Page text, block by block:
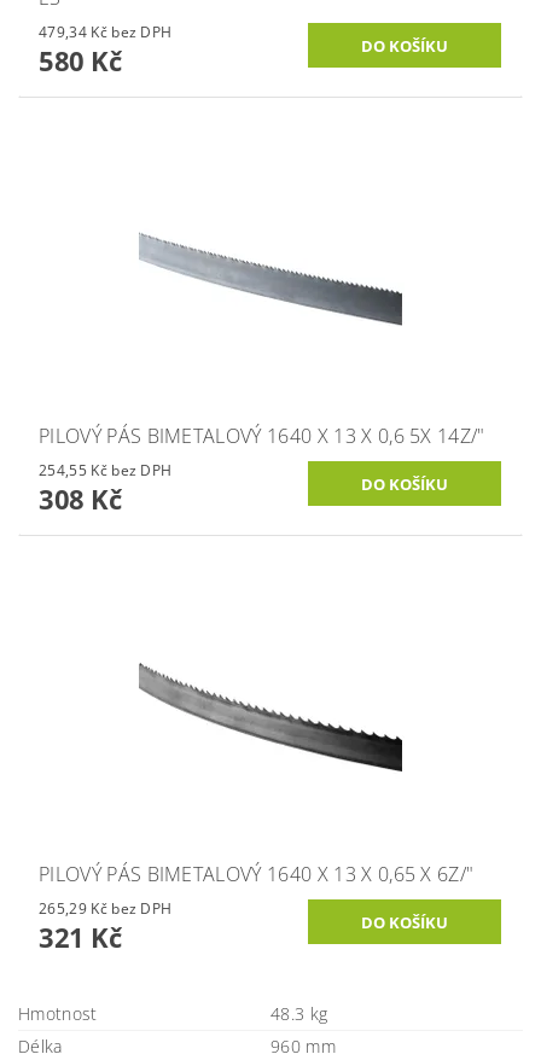
479,34 Kč bez DPH
580 Kč
PILOVÝ PÁS BIMETALOVÝ 1640 X 13 X 0,6 5X 14Z/"
254,55 Kč bez DPH
308 Kč
PILOVÝ PÁS BIMETALOVÝ 1640 X 13 X 0,65 X 6Z/"
265,29 Kč bez DPH
321 Kč
Hmotnost
48.3 kg
Délka
960 mm